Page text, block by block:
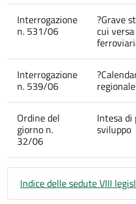
Interrogazione
n. 531/06
?Grave
cui
Interrogazione
n. 539/06
Ordine del
giorno n.
32/06
Intesa di
sviluppo
Indice delle sedute VIII